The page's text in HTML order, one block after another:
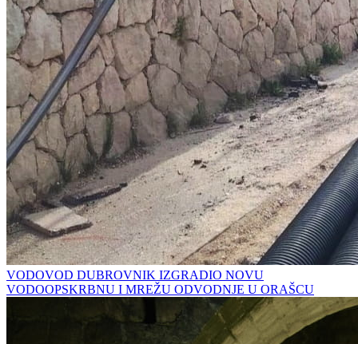
VODOVOD DUBROVNIK IZGRADIO NOVU
VODOOPSKRBNU I MREŽU ODVODNJE U ORAŠCU